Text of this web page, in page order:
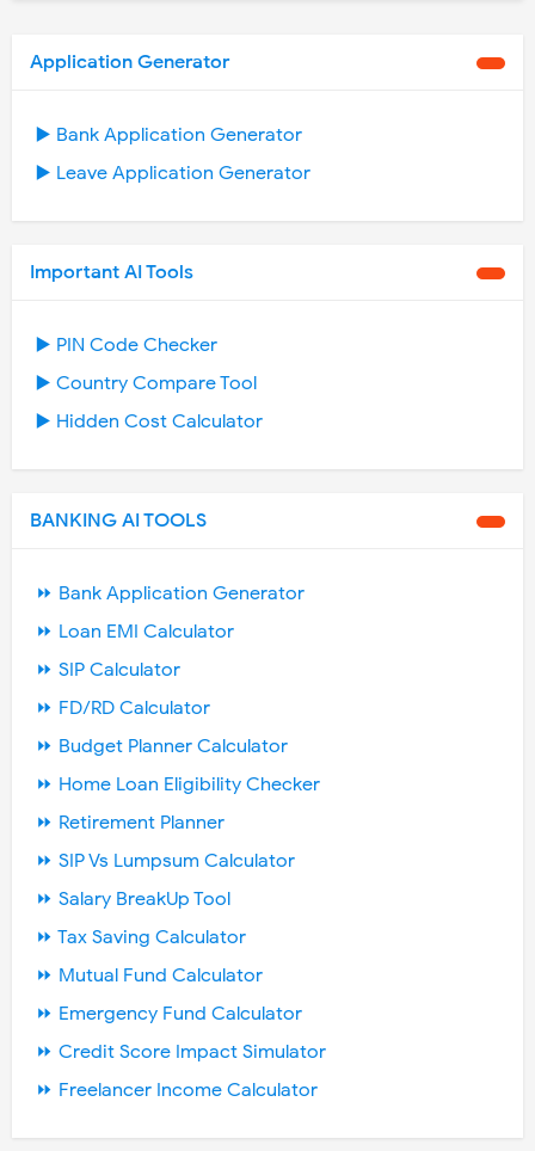
Application Generator
▶️ Bank Application Generator
▶️ Leave Application Generator
Important AI Tools
▶️ PIN Code Checker
▶️ Country Compare Tool
▶️ Hidden Cost Calculator
BANKING AI TOOLS
⏩ Bank Application Generator
⏩ Loan EMI Calculator
⏩ SIP Calculator
⏩ FD/RD Calculator
⏩ Budget Planner Calculator
⏩ Home Loan Eligibility Checker
⏩ Retirement Planner
⏩ SIP Vs Lumpsum Calculator
⏩ Salary BreakUp Tool
⏩ Tax Saving Calculator
⏩ Mutual Fund Calculator
⏩ Emergency Fund Calculator
⏩ Credit Score Impact Simulator
⏩ Freelancer Income Calculator